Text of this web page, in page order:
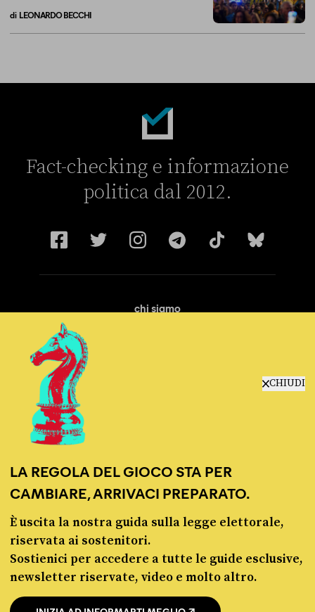
CHIUDI
LA REGOLA DEL GIOCO STA PER
CAMBIARE, ARRIVACI PREPARATO.
È uscita la nostra guida sulla legge elettorale,
riservata ai sostenitori.
Sostienici per accedere a tutte le guide esclusive,
newsletter riservate, video e molto altro.
di LEONARDO BECCHI
Fact-checking e informazione
politica dal 2012.
chi siamo
© Pagella Politica 2012 - 2026
Pagella Politica è una testata registrata presso il Tribunale di Milano, n. 55 del 8
marzo 2021. ISSN 2974-9387